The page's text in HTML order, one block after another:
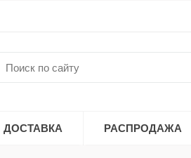
ДОСТАВКА РАСПРОДАЖА